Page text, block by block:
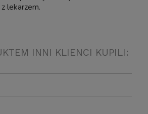
lekarzem.
INNI KLIENCI KUPILI: